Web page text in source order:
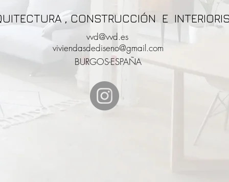
, CONSTRUCCIÓN E
viviendasdediseno@gmail.com
BURGOS-ESPAÑA
vvd@vvd.es